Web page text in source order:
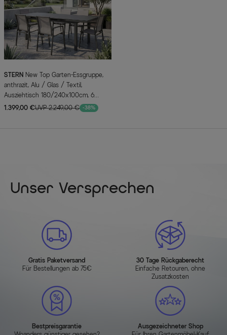
STERN
anthrazit, Alu / Glas / Textil,
Ausziehtisch 180/240x100cm, 6
Stapelsessel
1.399,00 €UVP 2.249,00 € -38%
Unser Versprechen
Gratis Paketversand
Für Bestellungen ab 75€
30 Tage Rückgaberecht
Einfache Retouren, ohne
Zusatzkosten
Bestpreisgarantie
Ausgezeichneter Shop